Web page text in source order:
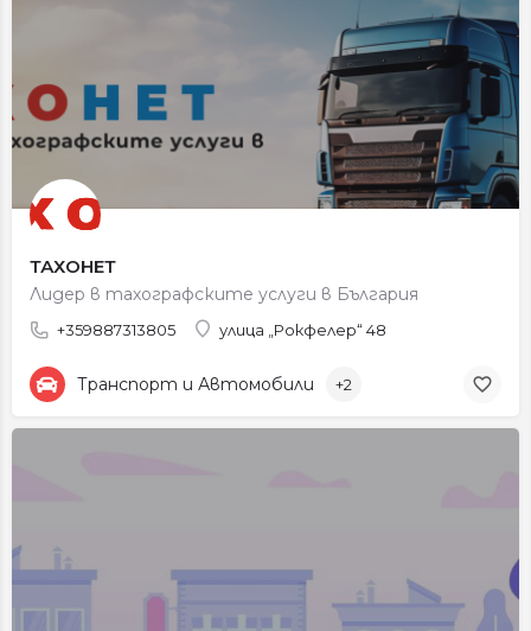
ТАХОНЕТ
Лидер в тахографските услуги в България
+359887313805 улица „Рокфелер“ 48
Транспорт и Автомобили +2